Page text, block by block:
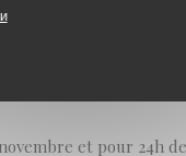
OPULENT
et pour 24h